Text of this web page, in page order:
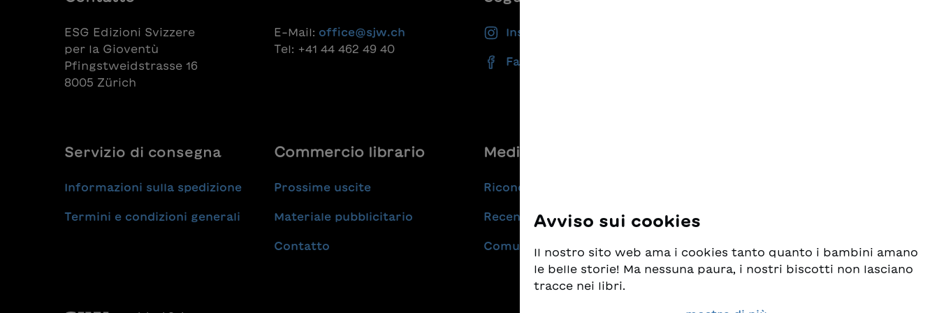
ESG Edizioni Svizzere
per la Gioventù
Pfingstweidstrasse 16
8005 Zürich
E-Mail: office@sjw.ch
Tel: +41 44 462 49 40
Instagram
Facebook
Servizio di consegna
Informazioni sulla spedizione
Termini e condizioni generali
Commercio librario
Prossime uscite
Materiale pubblicitario
Contatto
Medie
Riconoscimenti
Recensioni
Comunicati stampa
Avviso sui cookies
Il nostro sito web ama i cookies tanto quanto i bambini amano
le belle storie! Ma nessuna paura, i nostri biscotti non lasciano
tracce nei libri.